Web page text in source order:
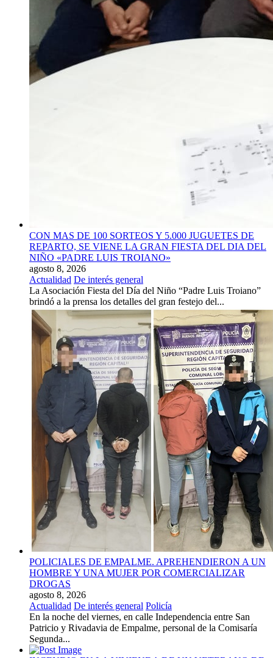
CON MAS DE 100 SORTEOS Y 5.000 JUGUETES DE
REPARTO, SE VIENE LA GRAN FIESTA DEL DIA DEL
NIÑO «PADRE LUIS TROIANO»
agosto 8, 2026
Actualidad De interés general
La Asociación Fiesta del Día del Niño “Padre Luis Troiano”
brindó a la prensa los detalles del gran festejo del...
POLICIALES DE EMPALME. APREHENDIERON A UN
HOMBRE Y UNA MUJER POR COMERCIALIZAR
DROGAS
agosto 8, 2026
Actualidad De interés general Policía
En la noche del viernes, en calle Independencia entre San
Patricio y Rivadavia de Empalme, personal de la Comisaría
Segunda...